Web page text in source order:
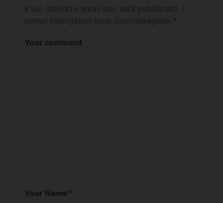
Il tuo indirizzo email non sarà pubblicato.
campi obbligatori sono contrassegnati *
Your comment
Your Name*